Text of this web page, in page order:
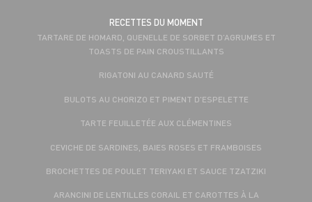
RECETTES DU MOMENT
TARTARE DE HOMARD, QUENELLE DE SORBET D’AGRUMES ET
TOASTS DE PAIN CROUSTILLANTS
RIGATONI AU CANARD SAUTÉ
BULOTS AU CHORIZO ET PIMENT D'ESPELETTE
TARTE FEUILLETÉE AUX CLÉMENTINES
CEVICHE DE SARDINES, BAIES ROSES ET FRAMBOISES
BROCHETTES DE POULET TERIYAKI ET SAUCE TZATZIKI
ARANCINI DE LENTILLES CORAIL ET CAROTTES À LA